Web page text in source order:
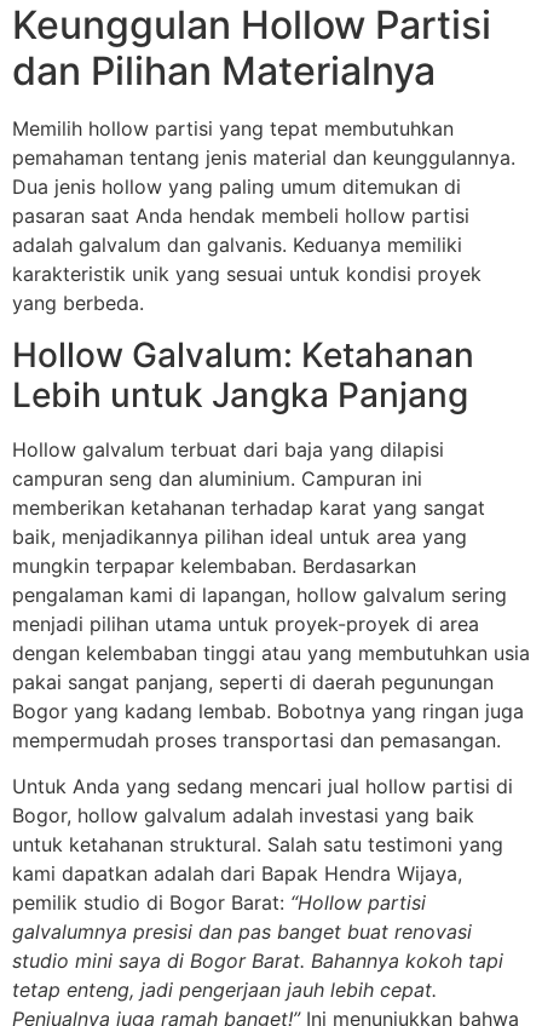
Keunggulan Hollow Partisi
dan Pilihan Materialnya
Memilih hollow partisi yang tepat membutuhkan
pemahaman tentang jenis material dan keunggulannya.
Dua jenis hollow yang paling umum ditemukan di
pasaran saat Anda hendak membeli hollow partisi
adalah galvalum dan galvanis. Keduanya memiliki
karakteristik unik yang sesuai untuk kondisi proyek
yang berbeda.
Hollow Galvalum: Ketahanan
Lebih untuk Jangka Panjang
Hollow galvalum terbuat dari baja yang dilapisi
campuran seng dan aluminium. Campuran ini
memberikan ketahanan terhadap karat yang sangat
baik, menjadikannya pilihan ideal untuk area yang
mungkin terpapar kelembaban. Berdasarkan
pengalaman kami di lapangan, hollow galvalum sering
menjadi pilihan utama untuk proyek-proyek di area
dengan kelembaban tinggi atau yang membutuhkan usia
pakai sangat panjang, seperti di daerah pegunungan
Bogor yang kadang lembab. Bobotnya yang ringan juga
mempermudah proses transportasi dan pemasangan.
Untuk Anda yang sedang mencari jual hollow partisi di
Bogor, hollow galvalum adalah investasi yang baik
untuk ketahanan struktural. Salah satu testimoni yang
kami dapatkan adalah dari Bapak Hendra Wijaya,
pemilik studio di Bogor Barat: “Hollow partisi
galvalumnya presisi dan pas banget buat renovasi
studio mini saya di Bogor Barat. Bahannya kokoh tapi
tetap enteng, jadi pengerjaan jauh lebih cepat.
Penjualnya juga ramah banget!”Ini menunjukkan bahwa